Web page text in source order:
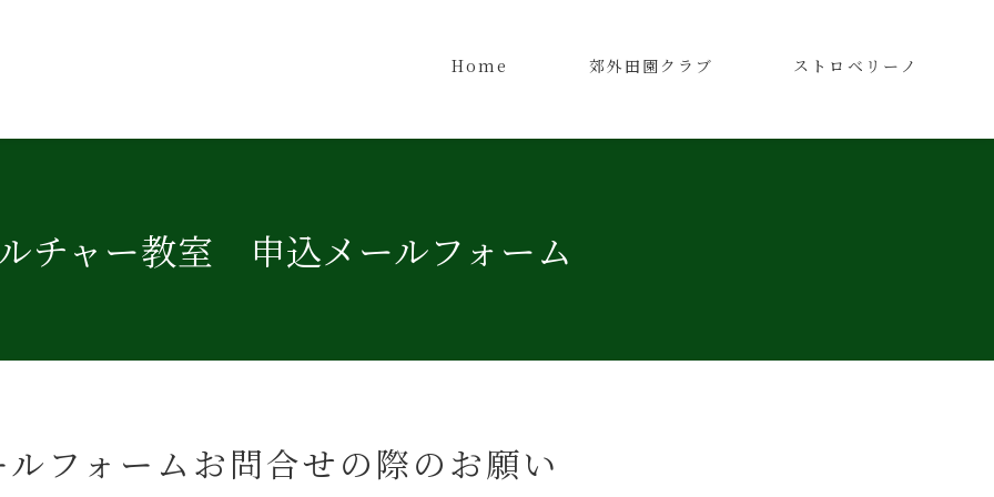
Home 郊外田園クラブ ストロベリーノ
チャー教室 申込メールフォーム
ルフォームお問合せの際のお願い